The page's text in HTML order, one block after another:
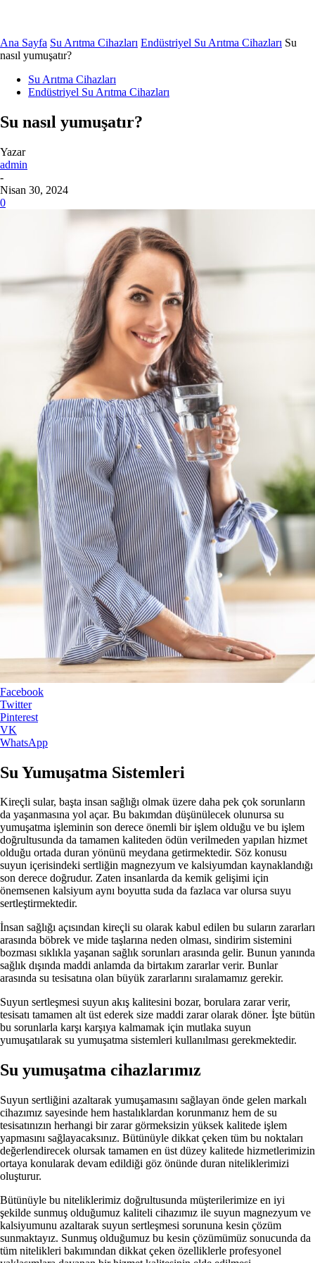
Ana Sayfa Su Arıtma Cihazları Endüstriyel Su Arıtma Cihazları Su
nasıl yumuşatır?
Su Arıtma Cihazları
Endüstriyel Su Arıtma Cihazları
Su nasıl yumuşatır?
Yazar
admin
-
Nisan 30, 2024
0
Facebook
Twitter
Pinterest
VK
WhatsApp
Su Yumuşatma Sistemleri
Kireçli sular, başta insan sağlığı olmak üzere daha pek çok sorunların
da yaşanmasına yol açar. Bu bakımdan düşünülecek olunursa su
yumuşatma işleminin son derece önemli bir işlem olduğu ve bu işlem
doğrultusunda da tamamen kaliteden ödün verilmeden yapılan hizmet
olduğu ortada duran yönünü meydana getirmektedir. Söz konusu
suyun içerisindeki sertliğin magnezyum ve kalsiyumdan kaynaklandığı
son derece doğrudur. Zaten insanlarda da kemik gelişimi için
önemsenen kalsiyum aynı boyutta suda da fazlaca var olursa suyu
sertleştirmektedir.
İnsan sağlığı açısından kireçli su olarak kabul edilen bu suların zararları
arasında böbrek ve mide taşlarına neden olması, sindirim sistemini
bozması sıklıkla yaşanan sağlık sorunları arasında gelir. Bunun yanında
sağlık dışında maddi anlamda da birtakım zararlar verir. Bunlar
arasında su tesisatına olan büyük zararlarını sıralamamız gerekir.
Suyun sertleşmesi suyun akış kalitesini bozar, borulara zarar verir,
tesisatı tamamen alt üst ederek size maddi zarar olarak döner. İşte bütün
bu sorunlarla karşı karşıya kalmamak için mutlaka suyun
yumuşatılarak su yumuşatma sistemleri kullanılması gerekmektedir.
Su yumuşatma cihazlarımız
Suyun sertliğini azaltarak yumuşamasını sağlayan önde gelen markalı
cihazımız sayesinde hem hastalıklardan korunmanız hem de su
tesisatınızın herhangi bir zarar görmeksizin yüksek kalitede işlem
yapmasını sağlayacaksınız. Bütünüyle dikkat çeken tüm bu noktaları
değerlendirecek olursak tamamen en üst düzey kalitede hizmetlerimizin
ortaya konularak devam edildiği göz önünde duran niteliklerimizi
oluşturur.
Bütünüyle bu niteliklerimiz doğrultusunda müşterilerimize en iyi
şekilde sunmuş olduğumuz kaliteli cihazımız ile suyun magnezyum ve
kalsiyumunu azaltarak suyun sertleşmesi sorununa kesin çözüm
sunmaktayız. Sunmuş olduğumuz bu kesin çözümümüz sonucunda da
tüm nitelikleri bakımından dikkat çeken özelliklerle profesyonel